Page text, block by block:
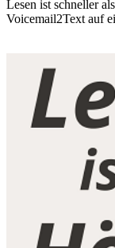
Lesen ist schneller
Voicemail2Text auf